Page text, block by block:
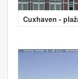
Cuxhaven -